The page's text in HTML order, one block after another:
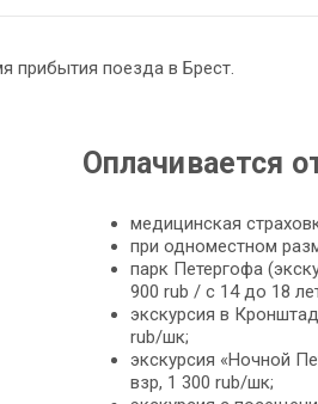
прибытия поезда в Брест.
Оплачивается
медицинская
при одноместном
парк Петергофа
900 rub / c 14 до 18
экскурсия в
rub/шк;
экскурсия «Ночной
взр, 1 300 rub/шк;